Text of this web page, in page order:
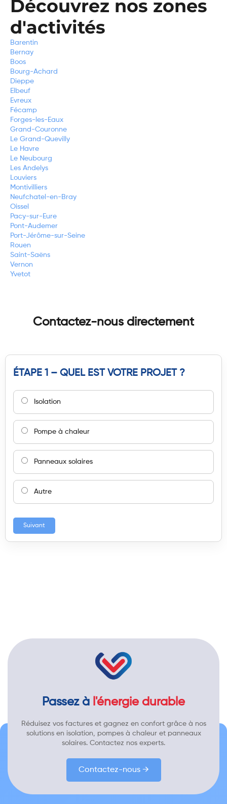
Découvrez nos zones
d'activités
Barentin
Bernay
Boos
Bourg-Achard
Dieppe
Elbeuf
Evreux
Fécamp
Forges-les-Eaux
Grand-Couronne
Le Grand-Quevilly
Le Havre
Le Neubourg
Les Andelys
Louviers
Montivilliers
Neufchatel-en-Bray
Oissel
Pacy-sur-Eure
Pont-Audemer
Port-Jérôme-sur-Seine
Rouen
Saint-Saëns
Vernon
Yvetot
Contactez-nous directement
ÉTAPE 1 – QUEL EST VOTRE PROJET ?
Isolation
Pompe à chaleur
Panneaux solaires
Autre
Suivant
Passez à l'énergie durable
Réduisez vos factures et gagnez en confort grâce à nos
solutions en isolation, pompes à chaleur et panneaux
solaires. Contactez nos experts.
Contactez-nous →